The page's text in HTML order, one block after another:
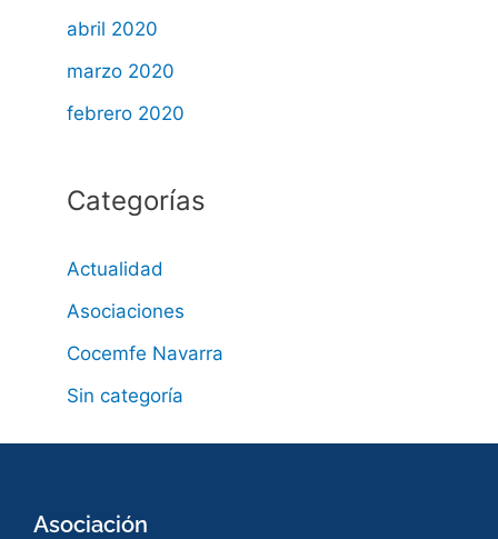
abril 2020
marzo 2020
febrero 2020
Categorías
Actualidad
Asociaciones
Cocemfe Navarra
Sin categoría
Asociación